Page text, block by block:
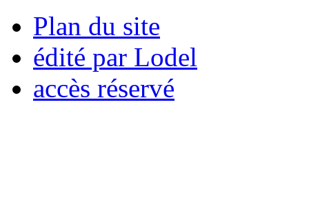
Plan du site
édité par Lodel
accès réservé